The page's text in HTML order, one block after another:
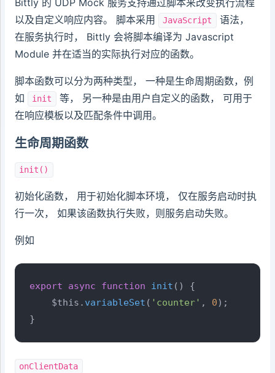
Bittly 的 UDP Mock 服务支持通过脚本来改变执行流程
以及自定义响应内容。 脚本采用
JavaScript
语法，
在服务执行时， Bittly 会将脚本编译为 Javascript
Module 并在适当的实际执行对应的函数。
脚本函数可以分为两种类型， 一种是生命周期函数，例
如
init
等， 另一种是由用户自定义的函数， 可用于
在响应模板以及匹配条件中调用。
生命周期函数
init()
初始化函数， 用于初始化脚本环境， 仅在服务启动时执
行一次， 如果该函数执行失败，则服务启动失败。
例如
export async function init ( ) {
    $this.
variableSet ( 'counter' , 0);
}
onClientData